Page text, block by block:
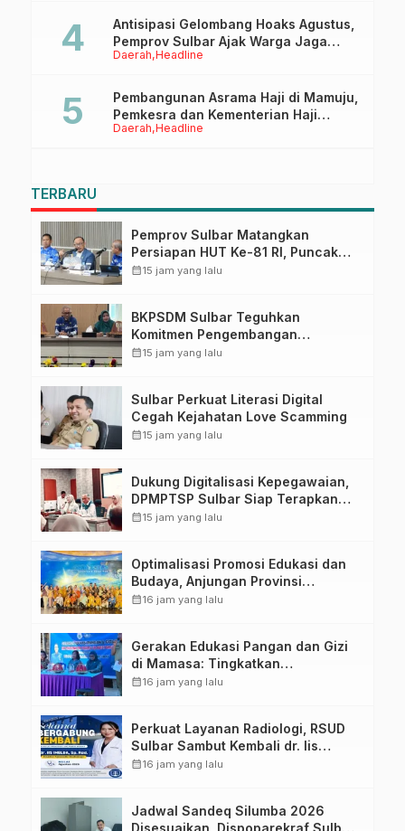
Daerah Headline
Antisipasi Gelombang Hoaks Agustus,
Pemprov Sulbar Ajak Warga Jaga
Ruang Digital
Daerah Headline
Pembangunan Asrama Haji di Mamuju,
Pemkesra dan Kementerian Haji
Sulbar Tinjau Lokasi
TERBARU
Pemprov Sulbar Matangkan
Persiapan HUT Ke-81 RI, Puncak
Upacara di Lapangan Ahmad
calendar_month15 jam yang lalu
BKPSDM Sulbar Teguhkan
Komitmen Pengembangan
Kompetensi ASN melalui
calendar_month15 jam yang lalu
Sulbar Perkuat Literasi Digital
Cegah Kejahatan Love Scamming
calendar_month15 jam yang lalu
Dukung Digitalisasi Kepegawaian,
DPMPTSP Sulbar Siap Terapkan
Aplikasi FLEKSI ASN
calendar_month15 jam yang lalu
Optimalisasi Promosi Edukasi dan
Budaya, Anjungan Provinsi
Sulawesi Barat Perkuat Kolaborasi
calendar_month16 jam yang lalu
Gerakan Edukasi Pangan dan Gizi
di Mamasa: Tingkatkan
Pengetahuan dan Keterampilan
calendar_month16 jam yang lalu
Perkuat Layanan Radiologi, RSUD
Sulbar Sambut Kembali dr. Iis
Imelda, Sp.Rad
calendar_month16 jam yang lalu
Jadwal Sandeq Silumba 2026
Disesuaikan, Dispoparekraf Sulbar